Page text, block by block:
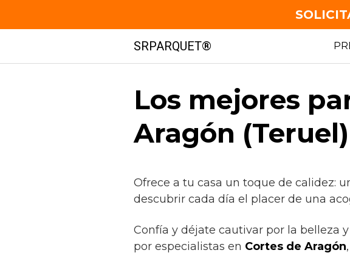
contenido
SRPARQUET®
Los mejores
Aragón (Teruel)
Ofrece a tu casa un toque de calidez:
descubrir cada día el placer de una
Confía y déjate cautivar por la belleza
por especialistas en Cortes de Aragón